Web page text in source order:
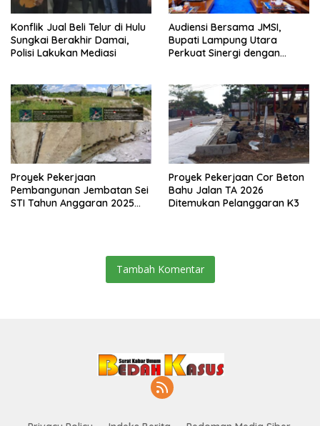
Konflik Jual Beli Telur di Hulu
Sungkai Berakhir Damai,
Polisi Lakukan Mediasi
Audiensi Bersama JMSI,
Bupati Lampung Utara
Perkuat Sinergi dengan
Proyek Pekerjaan
Pembangunan Jembatan Sei
STI Tahun Anggaran 2025
Proyek Pekerjaan Cor Beton
Bahu Jalan TA 2026
Ditemukan Pelanggaran K3
Tambah Komentar